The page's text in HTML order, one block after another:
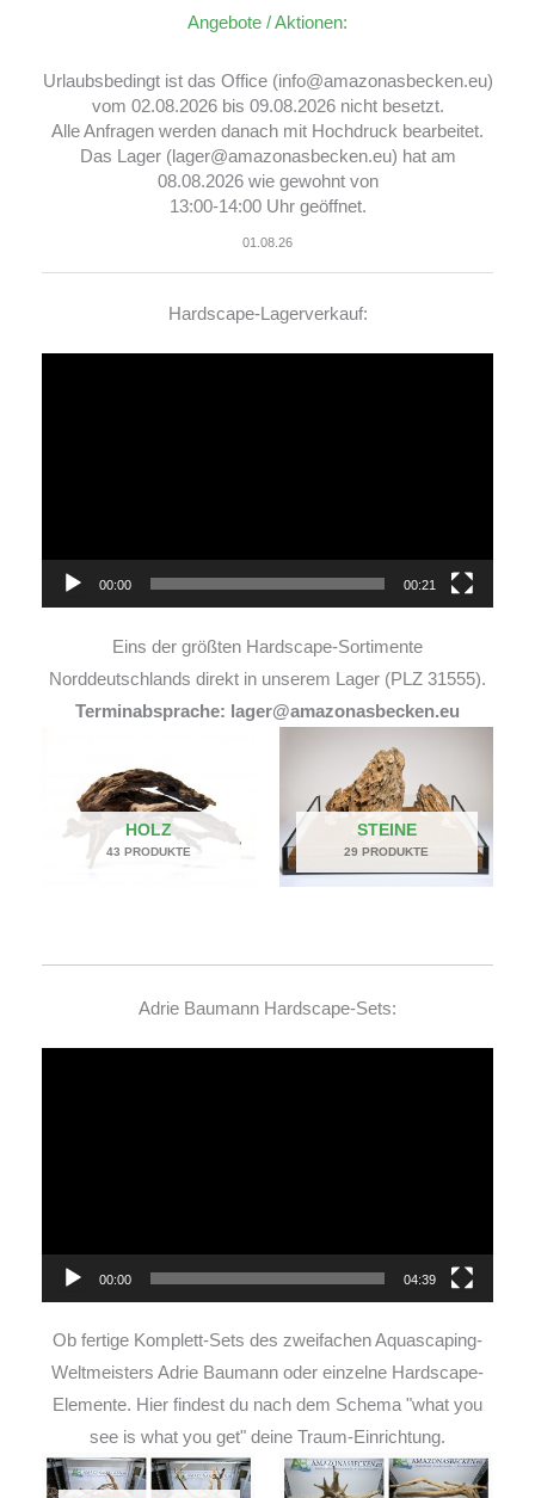
Angebote / Aktionen:
Urlaubsbedingt ist das Office (info@amazonasbecken.eu)
vom 02.08.2026 bis 09.08.2026 nicht besetzt.
Alle Anfragen werden danach mit Hochdruck bearbeitet.
Das Lager (lager@amazonasbecken.eu) hat am
08.08.2026 wie gewohnt von
13:00-14:00 Uhr geöffnet.
01.08.26
Hardscape-Lagerverkauf:
00:00 00:21
Eins der größten Hardscape-Sortimente
Norddeutschlands direkt in unserem Lager (PLZ 31555).
Terminabsprache: lager@amazonasbecken.eu
HOLZ
43 PRODUKTE
STEINE
29 PRODUKTE
Adrie Baumann Hardscape-Sets:
00:00 04:39
Ob fertige Komplett-Sets des zweifachen Aquascaping-
Weltmeisters Adrie Baumann oder einzelne Hardscape-
Elemente. Hier findest du nach dem Schema "what you
see is what you get" deine Traum-Einrichtung.